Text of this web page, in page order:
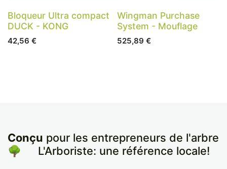
Bloqueur Ultra compact
DUCK - KONG
42,56 €
Wingman Purchase
System - Mouflage
525,89 €
Conçu pour les entrepreneurs de l'arbre
🌳
​L'Arboriste: une référence locale!